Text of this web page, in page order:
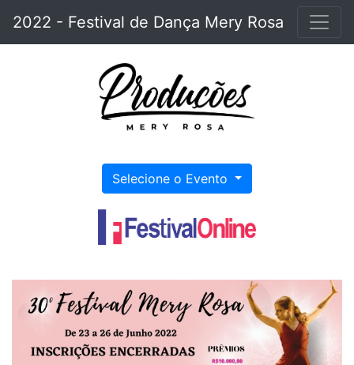
2022 - Festival de Dança Mery Rosa
Selecione o Evento